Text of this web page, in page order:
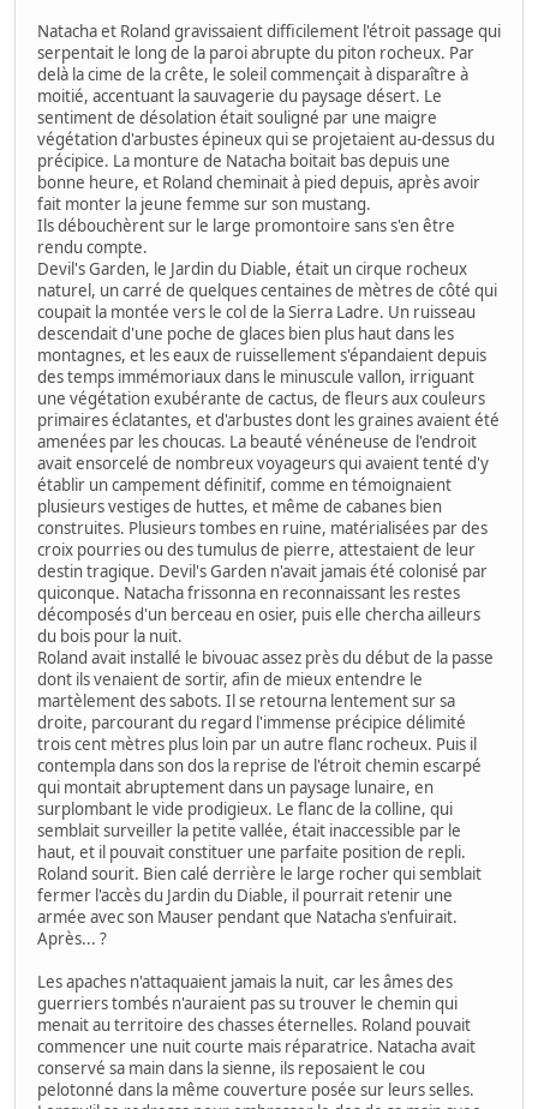
Natacha et Roland gravissaient difficilement l'étroit passage qui
serpentait le long de la paroi abrupte du piton rocheux. Par
delà la cime de la crête, le soleil commençait à disparaître à
moitié, accentuant la sauvagerie du paysage désert. Le
sentiment de désolation était souligné par une maigre
végétation d'arbustes épineux qui se projetaient au-dessus du
précipice. La monture de Natacha boitait bas depuis une
bonne heure, et Roland cheminait à pied depuis, après avoir
fait monter la jeune femme sur son mustang.
Ils débouchèrent sur le large promontoire sans s'en être
rendu compte.
Devil's Garden, le Jardin du Diable, était un cirque rocheux
naturel, un carré de quelques centaines de mètres de côté qui
coupait la montée vers le col de la Sierra Ladre. Un ruisseau
descendait d'une poche de glaces bien plus haut dans les
montagnes, et les eaux de ruissellement s'épandaient depuis
des temps immémoriaux dans le minuscule vallon, irriguant
une végétation exubérante de cactus, de fleurs aux couleurs
primaires éclatantes, et d'arbustes dont les graines avaient été
amenées par les choucas. La beauté vénéneuse de l'endroit
avait ensorcelé de nombreux voyageurs qui avaient tenté d'y
établir un campement définitif, comme en témoignaient
plusieurs vestiges de huttes, et même de cabanes bien
construites. Plusieurs tombes en ruine, matérialisées par des
croix pourries ou des tumulus de pierre, attestaient de leur
destin tragique. Devil's Garden n'avait jamais été colonisé par
quiconque. Natacha frissonna en reconnaissant les restes
décomposés d'un berceau en osier, puis elle chercha ailleurs
du bois pour la nuit.
Roland avait installé le bivouac assez près du début de la passe
dont ils venaient de sortir, afin de mieux entendre le
martèlement des sabots. Il se retourna lentement sur sa
droite, parcourant du regard l'immense précipice délimité
trois cent mètres plus loin par un autre flanc rocheux. Puis il
contempla dans son dos la reprise de l'étroit chemin escarpé
qui montait abruptement dans un paysage lunaire, en
surplombant le vide prodigieux. Le flanc de la colline, qui
semblait surveiller la petite vallée, était inaccessible par le
haut, et il pouvait constituer une parfaite position de repli.
Roland sourit. Bien calé derrière le large rocher qui semblait
fermer l'accès du Jardin du Diable, il pourrait retenir une
armée avec son Mauser pendant que Natacha s'enfuirait.
Après... ?
Les apaches n'attaquaient jamais la nuit, car les âmes des
guerriers tombés n'auraient pas su trouver le chemin qui
menait au territoire des chasses éternelles. Roland pouvait
commencer une nuit courte mais réparatrice. Natacha avait
conservé sa main dans la sienne, ils reposaient le cou
pelotonné dans la même couverture posée sur leurs selles.